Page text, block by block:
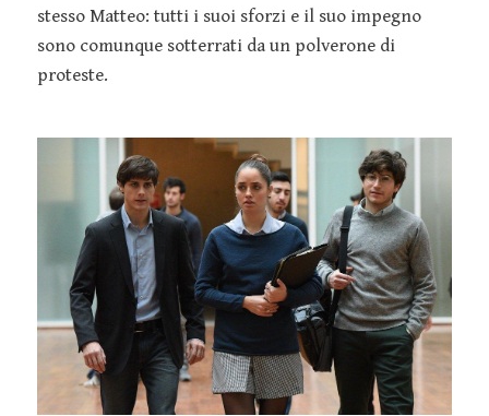
stesso Matteo: tutti i suoi sforzi e il suo impegno
sono comunque sotterrati da un polverone di
proteste.